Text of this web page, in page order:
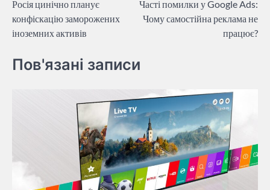
записів
Росія цинічно планує
конфіскацію заморожених
іноземних активів
Часті помилки у Google Ads:
Чому самостійна реклама не
працює?
Пов'язані записи